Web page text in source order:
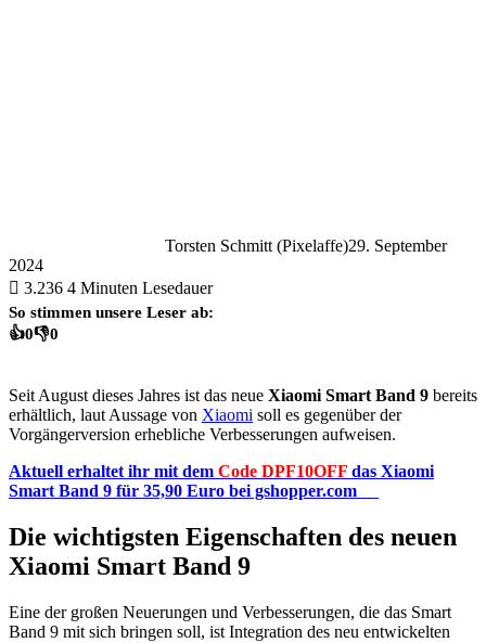
Torsten Schmitt (Pixelaffe)29. September
2024
3.236 4 Minuten Lesedauer
So stimmen unsere Leser ab:
👍0👎0
Seit August dieses Jahres ist das neue Xiaomi Smart Band 9 bereits
erhältlich, laut Aussage von Xiaomi soll es gegenüber der
Vorgängerversion erhebliche Verbesserungen aufweisen.
Aktuell erhaltet ihr mit dem Code DPF10OFF das Xiaomi
Smart Band 9 für 35,90 Euro bei gshopper.com
Die wichtigsten Eigenschaften des neuen
Xiaomi Smart Band 9
Eine der großen Neuerungen und Verbesserungen, die das Smart
Band 9 mit sich bringen soll, ist Integration des neu entwickelten